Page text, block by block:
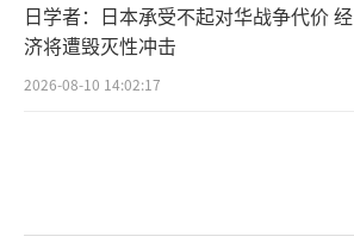
日学者：日本承受不起对华战争代价 经
济将遭毁灭性冲击
2026-08-10 14:02:17